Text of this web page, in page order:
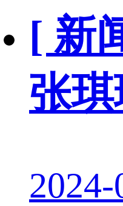
[ 新
张